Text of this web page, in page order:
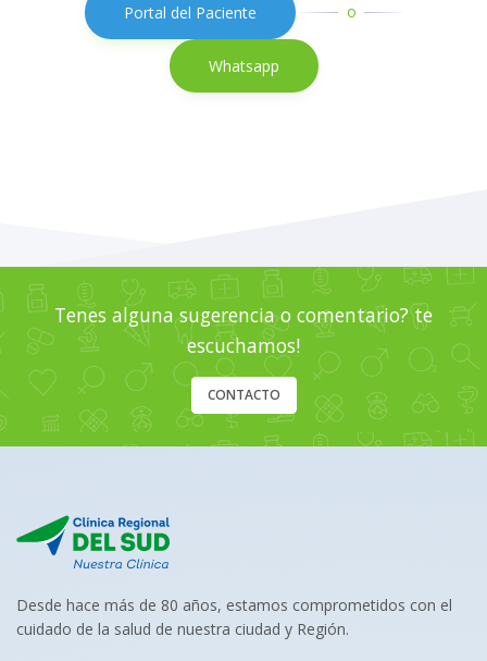
Portal del Paciente o
Whatsapp
Tenes alguna sugerencia o comentario? te
escuchamos!
CONTACTO
Desde hace más de 80 años, estamos comprometidos con el
cuidado de la salud de nuestra ciudad y Región.